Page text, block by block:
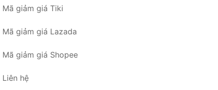
Mã giảm giá Tiki
Mã giảm giá Lazada
Mã giảm giá Shopee
Liên hệ